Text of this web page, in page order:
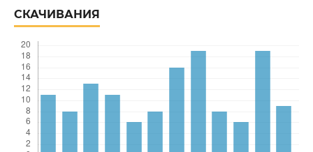
СКАЧИВАНИЯ